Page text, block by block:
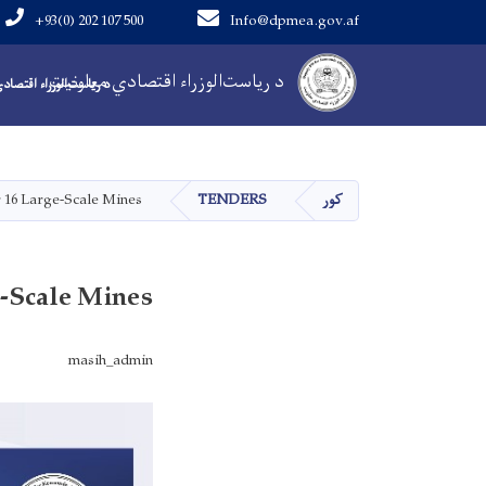
د ریاست‌الوزراء اقتصادي معاونیت
Info@dpmea.gov.af
+93(0) 202 107 500
Main Navigation
د ریاست‌الوزراء
کور TENDERS
Large-Scale Mines
Mines
masih_admin